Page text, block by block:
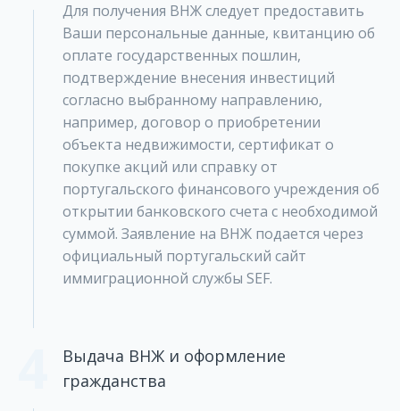
Для получения ВНЖ следует предоставить
Ваши персональные данные, квитанцию об
оплате государственных пошлин,
подтверждение внесения инвестиций
согласно выбранному направлению,
например, договор о приобретении
объекта недвижимости, сертификат о
покупке акций или справку от
португальского финансового учреждения об
открытии банковского счета с необходимой
суммой. Заявление на ВНЖ подается через
официальный португальский сайт
иммиграционной службы SEF.
Выдача ВНЖ и оформление
гражданства